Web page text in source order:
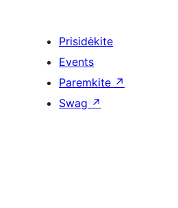
Prisidėkite
Events
Paremkite ↗
Swag ↗